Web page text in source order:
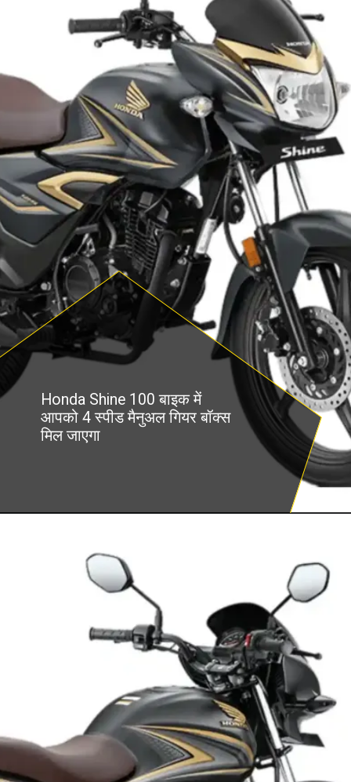
Honda Shine 100 बाइक में
आपको 4 स्पीड मैनुअल गियर बॉक्स
मिल जाएगा